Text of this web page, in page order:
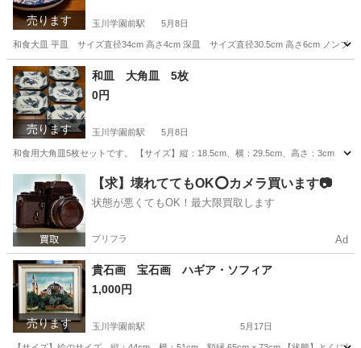
売ります 玉川学園前駅 5月8日
和食大皿 平皿 サイズ直径34cm 高さ4cm 深皿 サイズ直径30.5cm 高さ6cm ノンブ
東京 町田市 玉川学園前駅 食器
売ります
和皿 大角皿 5枚
0円
玉川学園前駅 5月8日
和食用大角皿5枚セットです。 【サイズ】縦：18.5cm、横：29.5cm、高さ：3cm （
東京 町田市 玉川学園前駅 食器 状態
【求】壊れててもOK⭕️カメラ買います📷
状態が悪くてもOK！最大限買取します
プリフラ Ad
売ります
貴石画 宝石画 ハギア・ソフィア
1,000円
玉川学園前駅 5月17日